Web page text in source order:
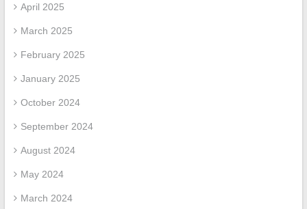
April 2025
March 2025
February 2025
January 2025
October 2024
September 2024
August 2024
May 2024
March 2024